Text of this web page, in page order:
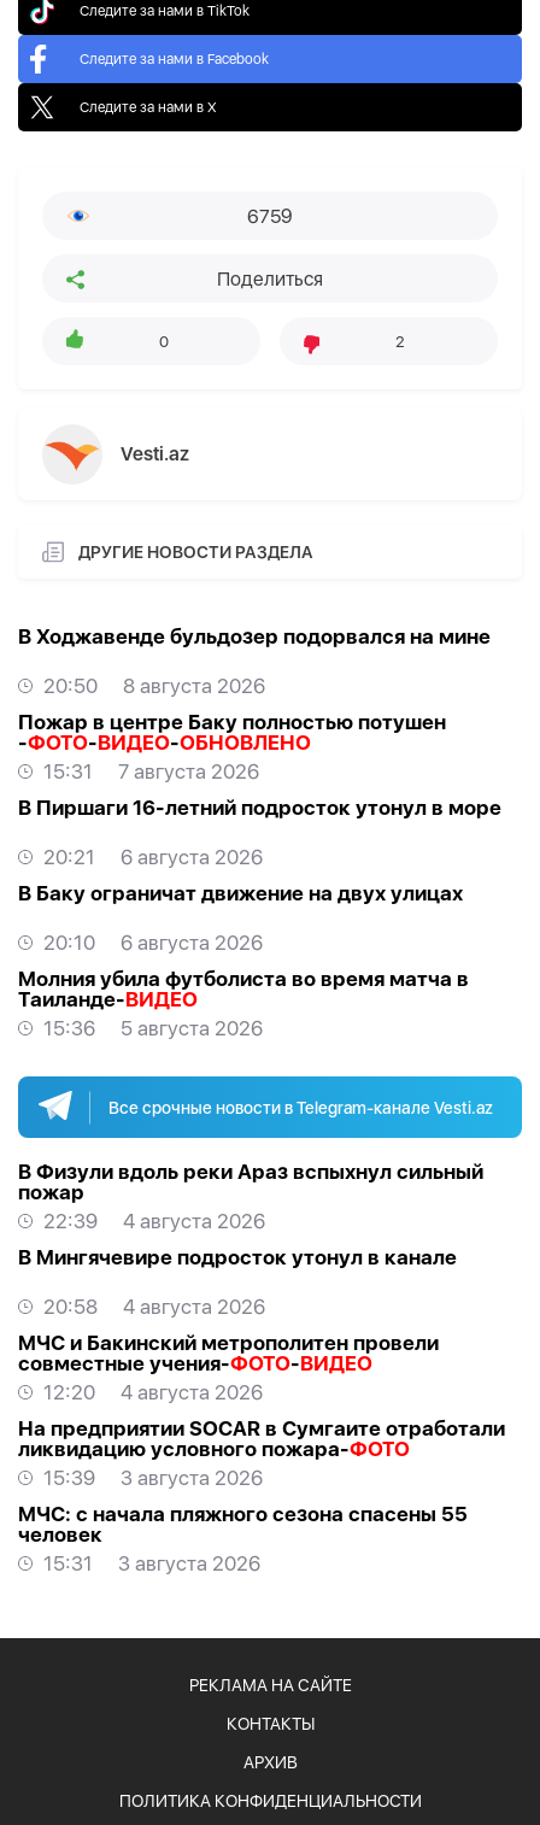
Следите за нами в TikTok
Следите за нами в Facebook
Следите за нами в X
6759
Поделиться
0 2
Vesti.az
ДРУГИЕ НОВОСТИ РАЗДЕЛА
В Ходжавенде бульдозер подорвался на мине
20:50
8 августа 2026
Пожар в центре Баку полностью потушен
-ФОТО-ВИДЕО-ОБНОВЛЕНО
15:31
7 августа 2026
В Пиршаги 16-летний подросток утонул в море
20:21
6 августа 2026
В Баку ограничат движение на двух улицах
20:10
6 августа 2026
Молния убила футболиста во время матча в
Таиланде-ВИДЕО
15:36
5 августа 2026
Все срочные новости в Telegram-канале Vesti.az
В Физули вдоль реки Араз вспыхнул сильный
пожар
22:39
4 августа 2026
В Мингячевире подросток утонул в канале
20:58
4 августа 2026
МЧС и Бакинский метрополитен провели
совместные учения-ФОТО-ВИДЕО
12:20
4 августа 2026
На предприятии SOCAR в Сумгаите отработали
ликвидацию условного пожара-ФОТО
15:39
3 августа 2026
МЧС: с начала пляжного сезона спасены 55
человек
15:31
3 августа 2026
РЕКЛАМА НА САЙТЕ
КОНТАКТЫ
АРХИВ
ПОЛИТИКА КОНФИДЕНЦИАЛЬНОСТИ